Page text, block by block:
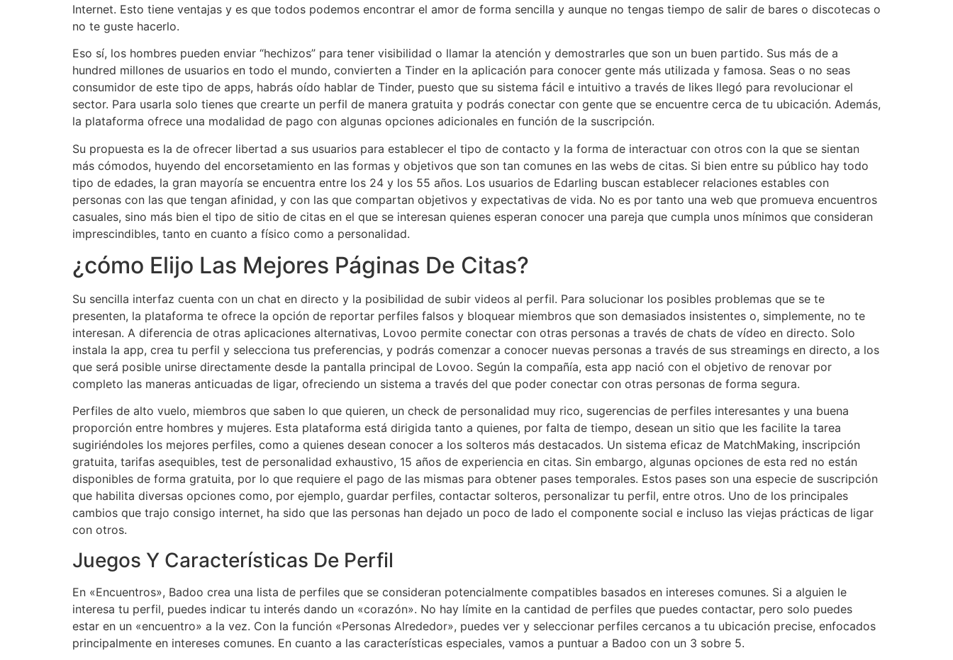
Internet. Esto tiene ventajas y es que todos podemos encontrar el amor de forma sencilla y aunque no tengas tiempo de salir de bares o discotecas o
no te guste hacerlo.
Eso sí, los hombres pueden enviar “hechizos” para tener visibilidad o llamar la atención y demostrarles que son un buen partido. Sus más de a
hundred millones de usuarios en todo el mundo, convierten a Tinder en la aplicación para conocer gente más utilizada y famosa. Seas o no seas
consumidor de este tipo de apps, habrás oído hablar de Tinder, puesto que su sistema fácil e intuitivo a través de likes llegó para revolucionar el
sector. Para usarla solo tienes que crearte un perfil de manera gratuita y podrás conectar con gente que se encuentre cerca de tu ubicación. Además,
la plataforma ofrece una modalidad de pago con algunas opciones adicionales en función de la suscripción.
Su propuesta es la de ofrecer libertad a sus usuarios para establecer el tipo de contacto y la forma de interactuar con otros con la que se sientan
más cómodos, huyendo del encorsetamiento en las formas y objetivos que son tan comunes en las webs de citas. Si bien entre su público hay todo
tipo de edades, la gran mayoría se encuentra entre los 24 y los 55 años. Los usuarios de Edarling buscan establecer relaciones estables con
personas con las que tengan afinidad, y con las que compartan objetivos y expectativas de vida. No es por tanto una web que promueva encuentros
casuales, sino más bien el tipo de sitio de citas en el que se interesan quienes esperan conocer una pareja que cumpla unos mínimos que consideran
imprescindibles, tanto en cuanto a físico como a personalidad.
¿cómo Elijo Las Mejores Páginas De Citas?
Su sencilla interfaz cuenta con un chat en directo y la posibilidad de subir videos al perfil. Para solucionar los posibles problemas que se te
presenten, la plataforma te ofrece la opción de reportar perfiles falsos y bloquear miembros que son demasiados insistentes o, simplemente, no te
interesan. A diferencia de otras aplicaciones alternativas, Lovoo permite conectar con otras personas a través de chats de vídeo en directo. Solo
instala la app, crea tu perfil y selecciona tus preferencias, y podrás comenzar a conocer nuevas personas a través de sus streamings en directo, a los
que será posible unirse directamente desde la pantalla principal de Lovoo. Según la compañía, esta app nació con el objetivo de renovar por
completo las maneras anticuadas de ligar, ofreciendo un sistema a través del que poder conectar con otras personas de forma segura.
Perfiles de alto vuelo, miembros que saben lo que quieren, un check de personalidad muy rico, sugerencias de perfiles interesantes y una buena
proporción entre hombres y mujeres. Esta plataforma está dirigida tanto a quienes, por falta de tiempo, desean un sitio que les facilite la tarea
sugiriéndoles los mejores perfiles, como a quienes desean conocer a los solteros más destacados. Un sistema eficaz de MatchMaking, inscripción
gratuita, tarifas asequibles, test de personalidad exhaustivo, 15 años de experiencia en citas. Sin embargo, algunas opciones de esta red no están
disponibles de forma gratuita, por lo que requiere el pago de las mismas para obtener pases temporales. Estos pases son una especie de suscripción
que habilita diversas opciones como, por ejemplo, guardar perfiles, contactar solteros, personalizar tu perfil, entre otros. Uno de los principales
cambios que trajo consigo internet, ha sido que las personas han dejado un poco de lado el componente social e incluso las viejas prácticas de ligar
con otros.
Juegos Y Características De Perfil
En «Encuentros», Badoo crea una lista de perfiles que se consideran potencialmente compatibles basados en intereses comunes. Si a alguien le
interesa tu perfil, puedes indicar tu interés dando un «corazón». No hay límite en la cantidad de perfiles que puedes contactar, pero solo puedes
estar en un «encuentro» a la vez. Con la función «Personas Alrededor», puedes ver y seleccionar perfiles cercanos a tu ubicación precise, enfocados
principalmente en intereses comunes. En cuanto a las características especiales, vamos a puntuar a Badoo con un 3 sobre 5.